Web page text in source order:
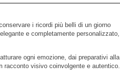
i ricordi più belli di un giorno
e completamente personalizzato,
ogni emozione, dai preparativi alla
racconto visivo coinvolgente e autentico.